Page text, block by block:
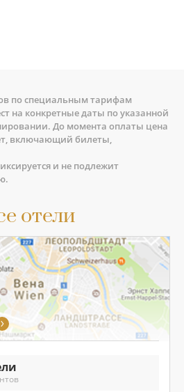
отели
по специальным тарифам
на конкретные даты по указанной
До момента оплаты цена
включающий билеты,
и не подлежит